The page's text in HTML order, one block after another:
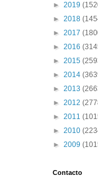
► 2019
► 2018
► 2017
► 2016
► 2015
► 2014
► 2013
► 2012
► 2011
► 2010
► 2009
Contacto